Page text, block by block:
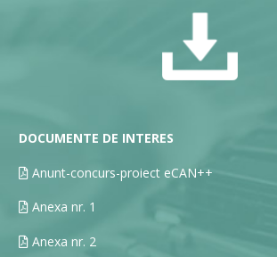
DOCUMENTE DE INTERES
Anunt-concurs-proiect eCAN++
Anexa nr. 1
Anexa nr. 2